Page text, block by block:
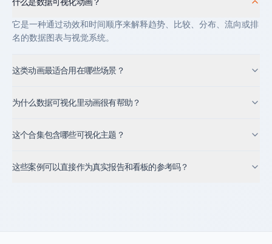
它是一种通过动效和时间顺序来解释趋势、比较、分布、流向或排
名的数据图表与视觉系统。
这类动画最适合用在哪些场景？
为什么数据可视化里动画很有帮助？
这个合集包含哪些可视化主题？
这些案例可以直接作为真实报告和看板的参考吗？